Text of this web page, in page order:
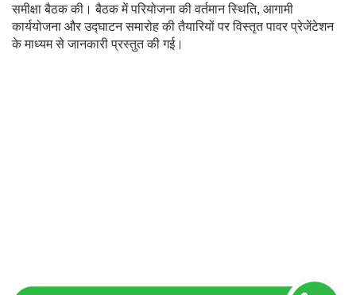
समीक्षा बैठक की। बैठक में परियोजना की वर्तमान स्थिति, आगामी
कार्ययोजना और उद्घाटन समारोह की तैयारियों पर विस्तृत पावर प्रेजेंटेशन
के माध्यम से जानकारी प्रस्तुत की गई।